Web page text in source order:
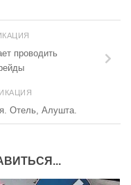
проводить
Отель, Алушта.